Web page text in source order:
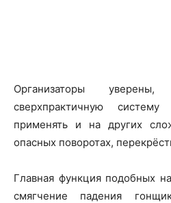
Организаторы
сверхпрактичную
применять и на других
опасных поворотах,
Главная функция подобных
смягчение падения